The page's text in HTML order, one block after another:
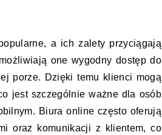
a ich zalety przyciągają
one wygodny dostęp do
porze. Dzięki temu klienci mogą
jest szczególnie ważne dla osób
Biura online często oferują
oraz komunikacji z klientem, co